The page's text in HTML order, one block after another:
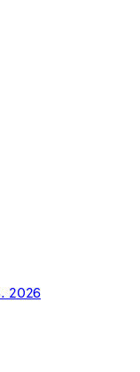
2026